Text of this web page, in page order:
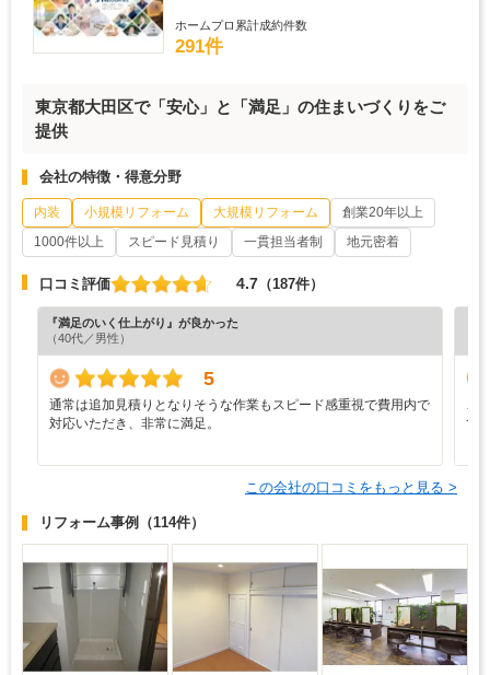
ホームプロ累計成約件数
291件
東京都大田区で「安心」と「満足」の住まいづくりをご
提供
会社の特徴・得意分野
内装 小規模リフォーム 大規模リフォーム
創業20年以上
1000件以上
スピード見積り 一貫担当者制 地元密着
口コミ評価 4.7 （187件）
『満足のいく仕上がり』が良かった
（40代／男性）
5
通常は追加見積りとなりそうな作業もスピード感重視で費用内で
対応いただき、非常に満足。
こ
て
この会社の口コミをもっと見る >
リフォーム事例 （114件）